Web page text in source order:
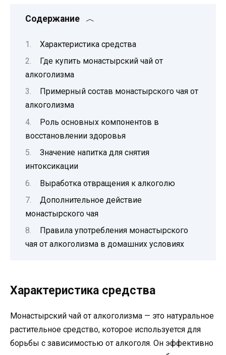
Содержание
Характеристика средства
Где купить монастырский чай от
алкоголизма
Примерный состав монастырского чая от
алкоголизма
Роль основных компонентов в
восстановлении здоровья
Значение напитка для снятия
интоксикации
Выработка отвращения к алкоголю
Дополнительное действие
монастырского чая
Правила употребления монастырского
чая от алкоголизма в домашних условиях
Характеристика средства
Монастырский чай от алкоголизма — это натуральное
растительное средство, которое используется для
борьбы с зависимостью от алкоголя. Он эффективно